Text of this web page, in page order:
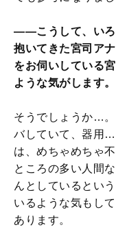
――こうして、いろ
抱いてきた宮司ア
をお伺いしている
ような気がします。
そうでしょうか…
バしていて、器用
は、めちゃめちゃ
ところの多い人間
んとしているとい
いるような気もし
あります。